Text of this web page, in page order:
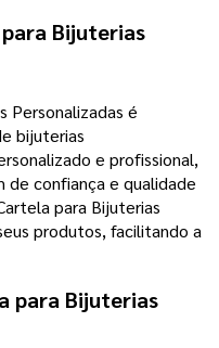
Bijuterias
Personalizadas é
bijuterias
e profissional,
confiança e qualidade
para Bijuterias
produtos, facilitando a
para Bijuterias